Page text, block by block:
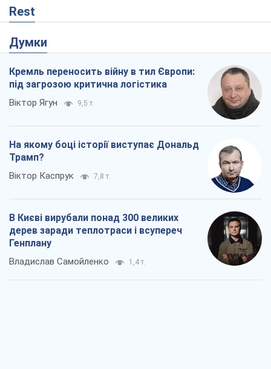
Rest
Думки
Кремль переносить війну в тил Європи:
під загрозою критична логістика
Віктор Ягун 9,5 т.
На якому боці історії виступає Дональд
Трамп?
Віктор Каспрук 7,8 т.
В Києві вирубали понад 300 великих
дерев заради теплотраси і всупереч
Генплану
Владислав Самойленко 1,4 т.